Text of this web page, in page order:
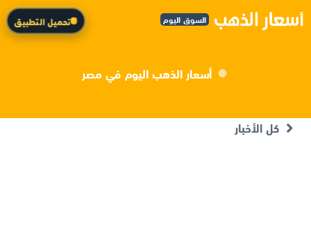
السوق اليوم تحميل التطبيق
أسعار الذهب اليوم في مصر
كل الأخبار